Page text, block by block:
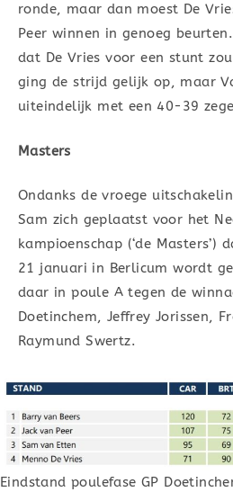
ronde, maar dan moest De
Peer winnen in genoeg
dat De Vries voor een stunt
ging de strijd gelijk op, maar
uiteindelijk met een 40-39
Masters
Ondanks de vroege
Sam zich geplaatst voor het
kampioenschap (‘de
21 januari in Berlicum wordt
daar in poule A tegen de
Doetinchem, Jeffrey Jorissen,
Raymund Swertz.
Eindstand poulefase GP